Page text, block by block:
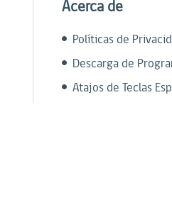
Acerca de
Políticas de
Descarga de
Atajos de Teclas